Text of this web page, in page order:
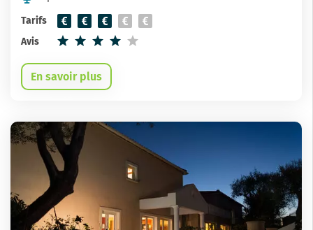
Tarifs
Avis
En savoir plus